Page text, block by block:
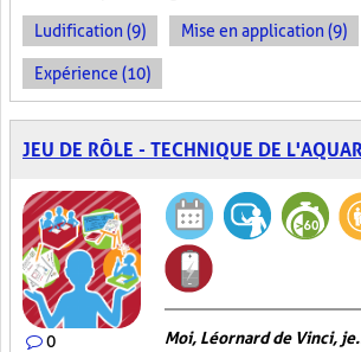
Ludification (9) Mise en application (9)
Expérience (10)
JEU DE RÔLE - TECHNIQUE DE
0 Moi, Léornard de Vinci,